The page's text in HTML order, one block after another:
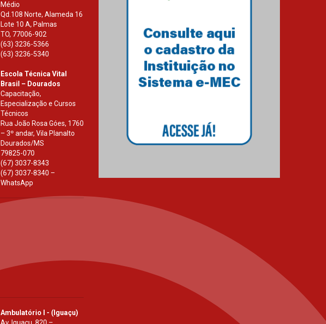
Médio
Qd.108 Norte, Alameda 16
Lote 10 A, Palmas
TO, 77006-902
(63) 3236-5366
(63) 3236-5340
Escola Técnica Vital
Brasil – Dourados
Capacitação,
Especialização e Cursos
Técnicos
Rua João Rosa Góes, 1760
– 3º andar, Vila Planalto
Dourados/MS
79825-070
(67) 3037-8343
(67) 3037-8340 –
WhatsApp
Ambulatório I - (Iguaçu)